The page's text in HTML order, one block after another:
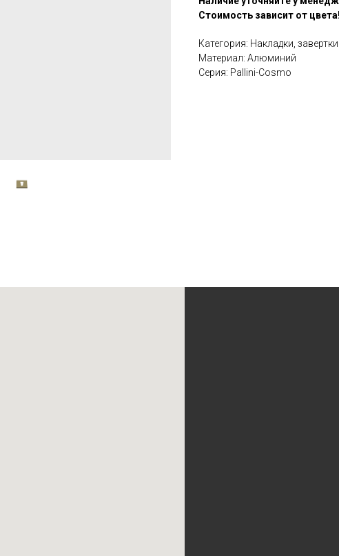
Стоимость зависит от цвета!
Категория: Накладки, завертки
Материал: Алюминий
Серия: Pallini-Cosmo